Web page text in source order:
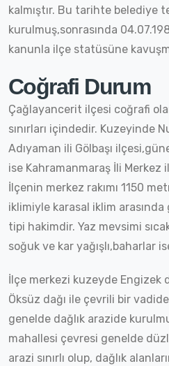
kalmıştır. Bu tarihte belediye
kurulmuş,sonrasında
kanunla ilçe statüsüne
Coğrafi Durum
Çağlayancerit ilçesi coğrafi
sınırları içindedir. Kuzeyinde
Adıyaman ili Gölbaşı
ise Kahramanmaraş İli Merkez
İlçenin merkez rakımı 1150
iklimiyle karasal iklim
tipi hakimdir. Yaz mevsimi
soğuk ve kar yağışlı,baharlar ise
İlçe merkezi kuzeyde Engizek
Öksüz dağı ile çevrili bir
genelde dağlık arazide
mahallesi çevresi genelde
arazi sınırlı olup, dağlık